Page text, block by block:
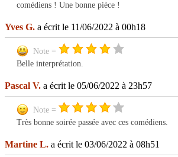
comédiens ! Une bonne pièce !
Yves G. a écrit le 11/06/2022 à 00h18
Note =
Belle interprétation.
Pascal V. a écrit le 05/06/2022 à 23h57
Note =
Très bonne soirée passée avec ces comédiens.
Martine L. a écrit le 03/06/2022 à 08h51